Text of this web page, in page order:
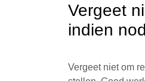
Vergeet
indien
Vergeet niet om